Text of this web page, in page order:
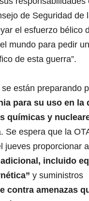
de Seguridad de
el esfuerzo bélico
mundo para pedir
de esta guerra”.
se están preparando
para su uso en la
químicas y
Se espera que la
jueves proporcionar a
incluido
y suministros
contra amenazas